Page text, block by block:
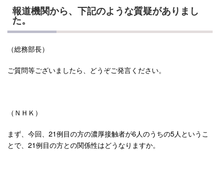
報道機関から、下記のような質疑がありまし
た。
（総務部長）
ご質問等ございましたら、どうぞご発言ください。
（ＮＨＫ）
まず、今回、21例目の方の濃厚接触者が6人のうちの5人というこ
とで、21例目の方との関係性はどうなりますか。